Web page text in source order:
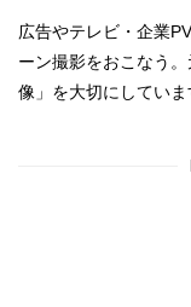
広告やテレビ・企業
ーン撮影をおこなう
像」を大切にしていま